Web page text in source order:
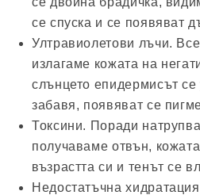
се спуска и се появяват
Ултравиолетови лъчи.
излагаме кожата на
слънцето епидермисът се
забавя, появяват се
Токсини. Поради
получаваме отвън,
възрастта си и тенът се
Недостатъчна